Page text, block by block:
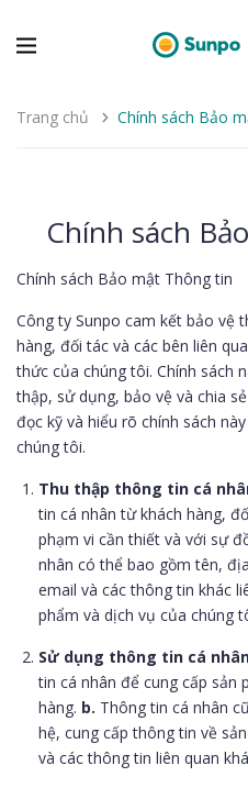
Trang chủ Chính sách Bảo
Chính sách
Chính sách Bảo mật Thông tin
Công ty Sunpo cam kết bảo vệ
hàng, đối tác và các bên liên
thức của chúng tôi. Chính sách
thập, sử dụng, bảo vệ và chia
đọc kỹ và hiểu rõ chính sách
chúng tôi.
Thu thập thông tin cá
tin cá nhân từ khách hàng,
phạm vi cần thiết và với sự
nhân có thể bao gồm tên,
email và các thông tin khác
phẩm và dịch vụ của chúng
Sử dụng thông tin cá
tin cá nhân để cung cấp sản
hàng. b. Thông tin cá nhân
hệ, cung cấp thông tin về
và các thông tin liên quan